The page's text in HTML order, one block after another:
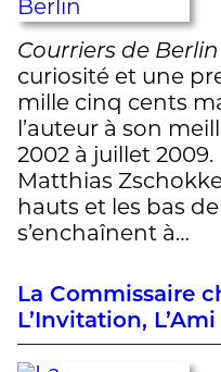
Courriers de Berlin
curiosité et une
mille cinq cents
l’auteur à son
2002 à juillet 2009.
Matthias
hauts et les bas
s’enchaînent à…
La Commissaire
L’Invitation,